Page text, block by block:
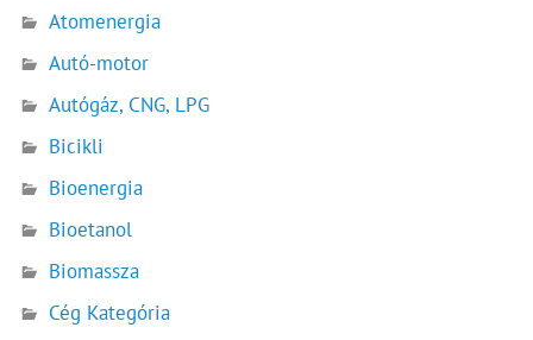
Atomenergia
Autó-motor
Autógáz, CNG, LPG
Bicikli
Bioenergia
Bioetanol
Biomassza
Cég Kategória